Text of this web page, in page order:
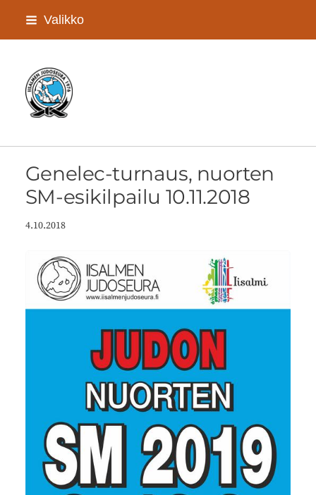
Siirry
Valikko
Iisalmen Judoseura ry
Genelec-turnaus, nuorten
SM-esikilpailu 10.11.2018
4.10.2018